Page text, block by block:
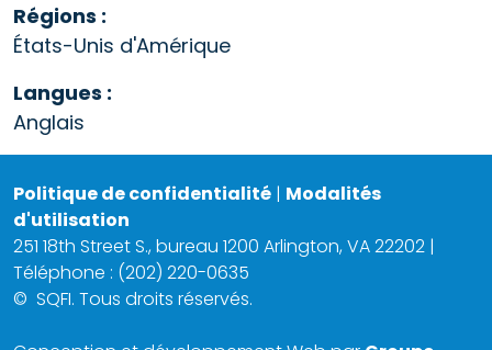
Régions :
États-Unis d'Amérique
Langues :
Anglais
Politique de confidentialité | Modalités
d'utilisation
251 18th Street S., bureau 1200 Arlington, VA 22202 |
Téléphone : (202) 220-0635
© SQFI. Tous droits réservés.